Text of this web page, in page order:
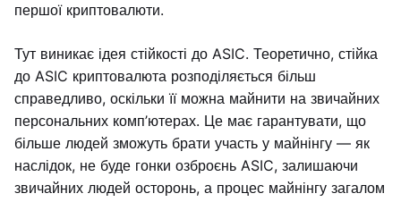
першої криптовалюти.
Тут виникає ідея стійкості до ASIC. Теоретично, стійка
до ASIC криптовалюта розподіляється більш
справедливо, оскільки її можна майнити на звичайних
персональних комп’ютерах. Це має гарантувати, що
більше людей зможуть брати участь у майнінгу — як
наслідок, не буде гонки озброєнь ASIC, залишаючи
звичайних людей осторонь, а процес майнінгу загалом